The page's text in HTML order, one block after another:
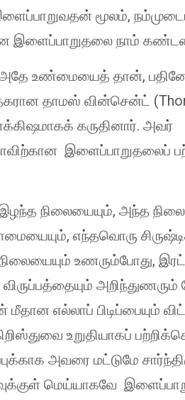
மூலம்,
இளைப்பாறுதலை நாம்
உண்மையைத் தான்,
தாமஸ் வின்சென்ட்
கருதினார். அவர்
இளைப்பாறுதலைப்
நிலையையும், அந்த
எந்தவொரு
உணரும்போது,
அறிந்துணரும்
எல்லாப் பிடிப்பையும்
உறுதியாகப்
அவரை மட்டுமே
மெய்யாகவே